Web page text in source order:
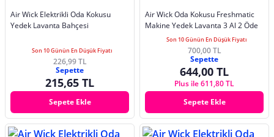
Air Wick Elektrikli Oda Kokusu
Yedek Lavanta Bahçesi
Son 10 Günün En Düşük Fiyatı
226,99 TL
Sepette
215,65 TL
Sepete Ekle
Air Wick Oda Kokusu Freshmatic
Makine Yedek Lavanta 3 Al 2 Öde
Son 10 Günün En Düşük Fiyatı
700,00 TL
Sepette
644,00 TL
Plus ile 611,80 TL
Sepete Ekle